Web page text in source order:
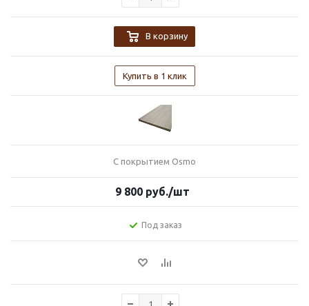
В корзину
Купить в 1 клик
С покрытием Osmo
9 800руб./шт
Под заказ